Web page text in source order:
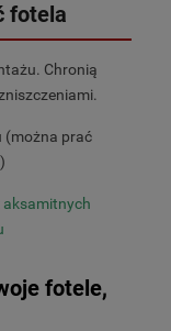
fotela
Chronią
(można prać
aksamitnych
fotele,